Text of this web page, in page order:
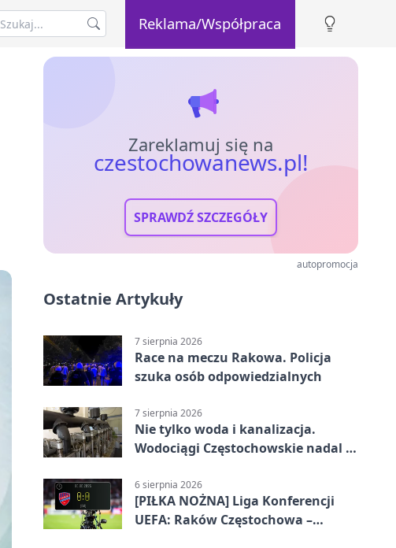
Reklama/Współpraca
Zareklamuj się na
czestochowanews.pl!
SPRAWDŹ SZCZEGÓŁY
autopromocja
Ostatnie Artykuły
7 sierpnia 2026
Race na meczu Rakowa. Policja
szuka osób odpowiedzialnych
7 sierpnia 2026
Nie tylko woda i kanalizacja.
Wodociągi Częstochowskie nadal w
6 sierpnia 2026
[PIŁKA NOŻNA] Liga Konferencji
UEFA: Raków Częstochowa –